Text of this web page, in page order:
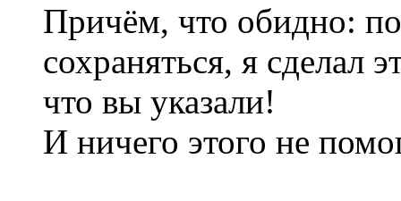
Причём, что обидно:
сохраняться, я сделал
что вы указали!
И ничего этого не